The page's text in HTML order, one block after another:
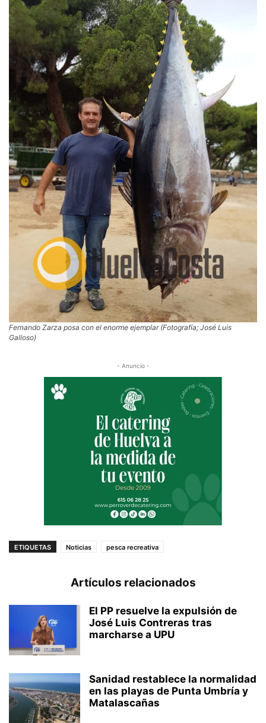
Fernando Zarza posa con el enorme ejemplar (Fotografía; José Luis
Galloso)
- Anuncio -
ETIQUETAS Noticias pesca recreativa
Artículos relacionados
El PP resuelve la expulsión de
José Luis Contreras tras
marcharse a UPU
Sanidad restablece la normalidad
en las playas de Punta Umbría y
Matalascañas